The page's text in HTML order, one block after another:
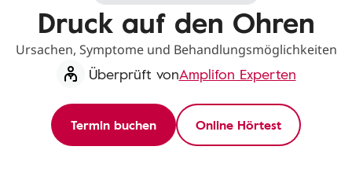
Druck auf den Ohren
Ursachen, Symptome und Behandlungsmöglichkeiten
Überprüft vonAmplifon Experten
Termin buchen Online Hörtest